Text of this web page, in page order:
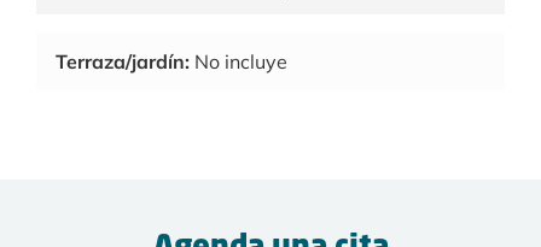
Terraza/jardín: No incluye